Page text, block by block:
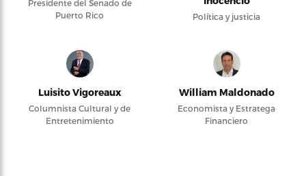
Presidente del Senado de
Puerto Rico
Política y justicia
Luisito Vigoreaux
Columnista Cultural y de
Entretenimiento
William Maldonado
Economista y Estratega
Financiero